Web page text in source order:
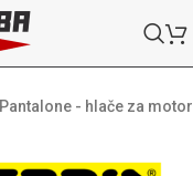
Pantalone - hlače za motor